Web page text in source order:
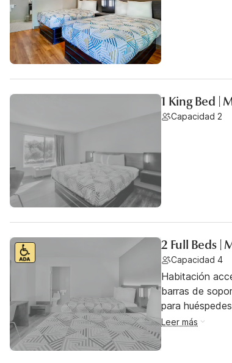
1 King Bed |
Capacidad 2
2 Full Beds |
Capacidad 4
Habitación
barras de
para
Leer más